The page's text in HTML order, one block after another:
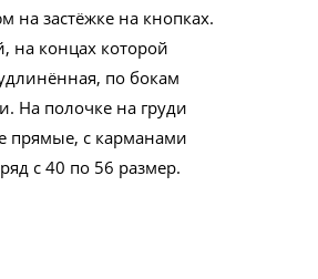
на застёжке на кнопках.
на концах которой
по бокам
На полочке на груди
прямые, с карманами
с 40 по 56 размер.